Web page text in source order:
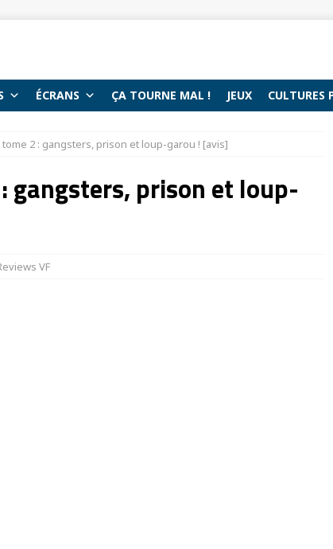
ÉCRANS ÇA TOURNE MAL ! JEUX CULTURES
2 : gangsters, prison et loup-garou ! [avis]
gangsters, prison et loup-
VF